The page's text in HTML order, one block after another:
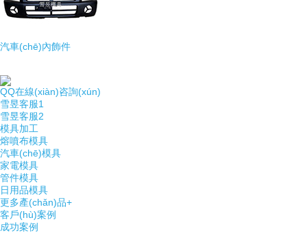
汽車(chē)內飾件
QQ在線(xiàn)咨詢(xún)
雪昱客服1
雪昱客服2
模具加工
熔噴布模具
汽車(chē)模具
家電模具
管件模具
日用品模具
更多產(chǎn)品+
客戶(hù)案例
成功案例